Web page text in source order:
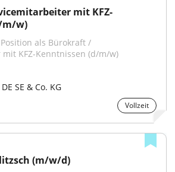
mit KFZ-
m/w)
als Bürokraft /
KFZ-Kenntnissen (d/m/w)
SE & Co. KG
Vollzeit
(m/w/d)